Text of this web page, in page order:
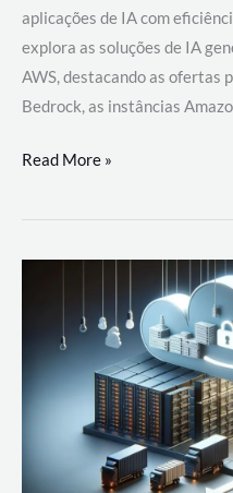
aplicações de IA com
explora as soluções de IA
AWS, destacando as ofertas
Bedrock, as instâncias
Utilizando
Soluções
AWS
Read More »